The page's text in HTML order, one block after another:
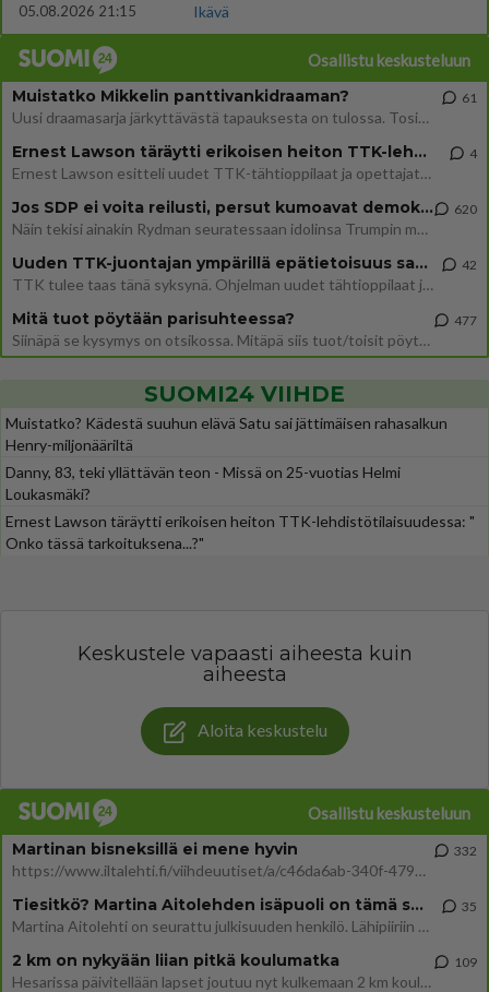
05.08.2026 21:15
Ikävä
Osallistu keskusteluun
Muistatko Mikkelin panttivankidraaman?
Uusi draamasarja järkyttävästä tapauksesta on tulossa. Tositapahtumiin perustuva sarja ammentaa vuoden 1986 Mikkelin pan
61
Ernest Lawson täräytti erikoisen heiton TTK-lehdistötilaisuudessa: " Onko tässä tarkoituksena...?"
Ernest Lawson esitteli uudet TTK-tähtioppilaat ja opettajat torstaina 6.8. lehdistölle. Tulevalla kaudella on yksi hausk
4
Jos SDP ei voita reilusti, persut kumoavat demokratian Suomesta
Näin tekisi ainakin Rydman seuratessaan idolinsa Trumpin mallia https://www.is.fi/politiikka/art-2000012187244.html
620
Uuden TTK-juontajan ympärillä epätietoisuus sakenee - Nyt MTV hämmentää soppaa
TTK tulee taas tänä syksynä. Ohjelman uudet tähtioppilaat julkistetaan torstaina 6. elokuuta klo 14 alkavassa lehdistö
42
Mitä tuot pöytään parisuhteessa?
Siinäpä se kysymys on otsikossa. Mitäpä siis tuot/toisit pöytään parisuhteessa? Oletko mies vai nainen? Koetko sen mitä
477
SUOMI24 VIIHDE
Muistatko? Kädestä suuhun elävä Satu sai jättimäisen rahasalkun
Henry-miljonääriltä
Danny, 83, teki yllättävän teon - Missä on 25-vuotias Helmi
Loukasmäki?
Ernest Lawson täräytti erikoisen heiton TTK-lehdistötilaisuudessa: "
Onko tässä tarkoituksena...?"
Keskustele vapaasti aiheesta kuin
aiheesta
Aloita keskustelu
Osallistu keskusteluun
Martinan bisneksillä ei mene hyvin
https://www.iltalehti.fi/viihdeuutiset/a/c46da6ab-340f-4790-aaa7-0865eed2336 Yrityksen konkurssihakemus on tullut kärä
332
Tiesitkö? Martina Aitolehden isäpuoli on tämä suosittu laulaja
Martina Aitolehti on seurattu julkisuuden henkilö. Lähipiiriin mahtuu muitakin tunnettuja henkilöitä. Tiesitkö, että Ma
35
2 km on nykyään liian pitkä koulumatka
Hesarissa päivitellään lapset joutuu nyt kulkemaan 2 km kouluun jösses. Ruostefillarilla tuo matka menee vaikka miten äk
109